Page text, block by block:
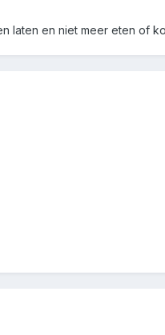
laten en niet meer eten of